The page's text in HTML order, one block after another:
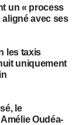
un « process
avec ses
les taxis
uniquement
le
Oudéa-